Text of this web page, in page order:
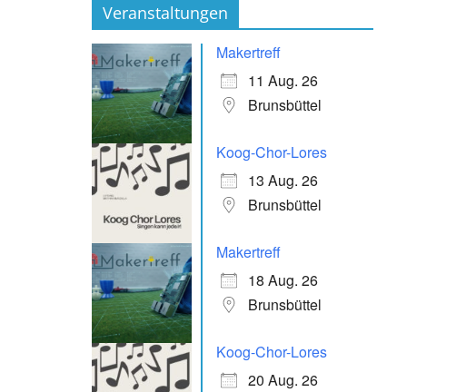
Veranstaltungen
Makertreff
11 Aug. 26
Brunsbüttel
Koog-Chor-Lores
13 Aug. 26
Brunsbüttel
Makertreff
18 Aug. 26
Brunsbüttel
Koog-Chor-Lores
20 Aug. 26